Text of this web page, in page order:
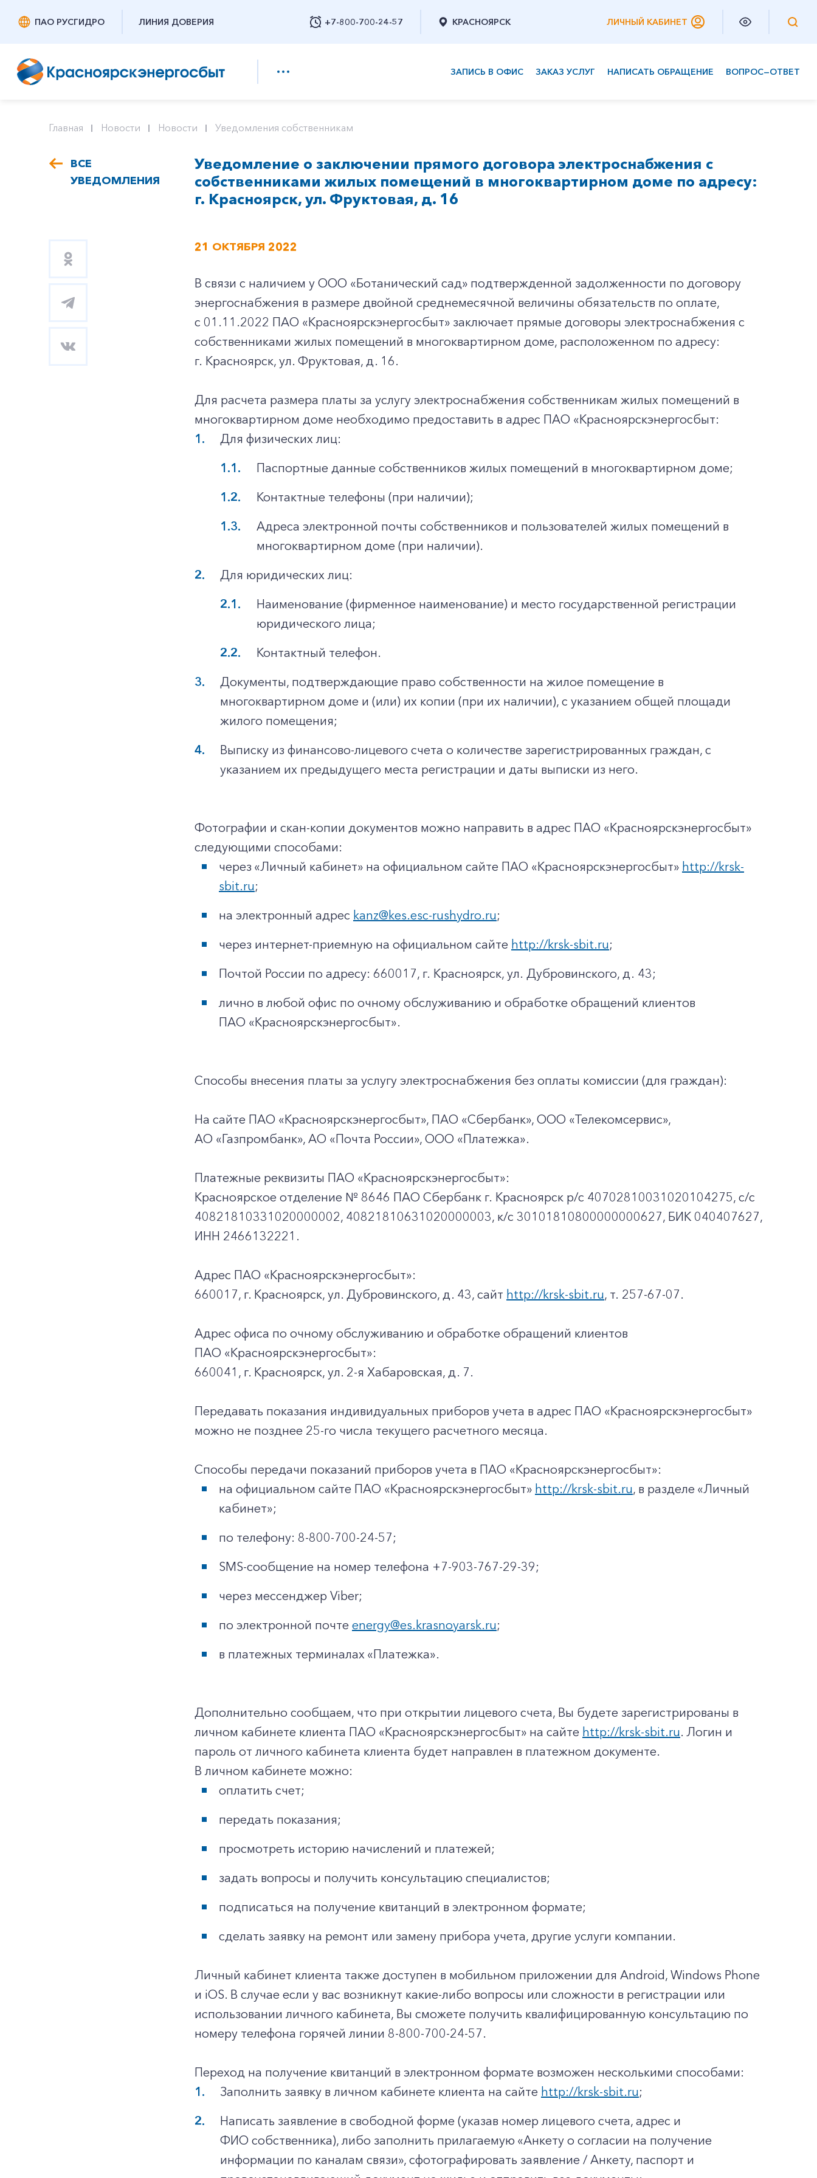
ПАО РУСГИДРО ЛИНИЯ ДОВЕРИЯ +7-800-700-24-57
Заказать обратный звонок
КРАСНОЯРСК ЛИЧНЫЙ КАБИНЕТ
ЗАПИСЬ В ОФИС ЗАКАЗ УСЛУГ НАПИСАТЬ ОБРАЩЕНИЕ ВОПРОС—ОТВЕТ
+7-800-700-24-57
Частным клиентам
Главная Новости Новости Уведомления собственникам
ВСЕ
УВЕДОМЛЕНИЯ
Уведомление о заключении прямого договора электроснабжения с
собственниками жилых помещений в многоквартирном доме по адресу:
г. Красноярск, ул. Фруктовая, д. 16
21 ОКТЯБРЯ 2022
В связи с наличием у ООО «Ботанический сад» подтвержденной задолженности по договору
энергоснабжения в размере двойной среднемесячной величины обязательств по оплате,
с 01.11.2022 ПАО «Красноярскэнергосбыт» заключает прямые договоры электроснабжения с
собственниками жилых помещений в многоквартирном доме, расположенном по адресу:
г. Красноярск, ул. Фруктовая, д. 16.
Для расчета размера платы за услугу электроснабжения собственникам жилых помещений в
многоквартирном доме необходимо предоставить в адрес ПАО «Красноярскэнергосбыт:
Для физических лиц:
Паспортные данные собственников жилых помещений в многоквартирном доме;
Контактные телефоны (при наличии);
Адреса электронной почты собственников и пользователей жилых помещений в
многоквартирном доме (при наличии).
Для юридических лиц:
Наименование (фирменное наименование) и место государственной регистрации
юридического лица;
Контактный телефон.
Документы, подтверждающие право собственности на жилое помещение в
многоквартирном доме и (или) их копии (при их наличии), с указанием общей площади
жилого помещения;
Выписку из финансово-лицевого счета о количестве зарегистрированных граждан, с
указанием их предыдущего места регистрации и даты выписки из него.
Фотографии и скан-копии документов можно направить в адрес ПАО «Красноярскэнергосбыт»
следующими способами:
через «Личный кабинет» на официальном сайте ПАО «Красноярскэнергосбыт» http://krsk-
sbit.ru;
на электронный адрес kanz@kes.esc-rushydro.ru;
через интернет-приемную на официальном сайте http://krsk-sbit.ru;
Почтой России по адресу: 660017, г. Красноярск, ул. Дубровинского, д. 43;
лично в любой офис по очному обслуживанию и обработке обращений клиентов
ПАО «Красноярскэнергосбыт».
Способы внесения платы за услугу электроснабжения без оплаты комиссии (для граждан):
На сайте ПАО «Красноярскэнергосбыт», ПАО «Сбербанк», ООО «Телекомсервис»,
АО «Газпромбанк», АО «Почта России», ООО «Платежка».
Платежные реквизиты ПАО «Красноярскэнергосбыт»:
Красноярское отделение № 8646 ПАО Сбербанк г. Красноярск p/c 40702810031020104275, с/с
40821810331020000002, 40821810631020000003, к/c 30101810800000000627, БИК 040407627,
ИНН 2466132221.
Адрес ПАО «Красноярскэнергосбыт»:
660017, г. Красноярск, ул. Дубровинского, д. 43, сайт http://krsk-sbit.ru, т. 257-67-07.
Адрес офиса по очному обслуживанию и обработке обращений клиентов
ПАО «Красноярскэнергосбыт»:
660041, г. Красноярск, ул. 2-я Хабаровская, д. 7.
Передавать показания индивидуальных приборов учета в адрес ПАО «Красноярскэнергосбыт»
можно не позднее 25-го числа текущего расчетного месяца.
Способы передачи показаний приборов учета в ПАО «Красноярскэнергосбыт»:
на официальном сайте ПАО «Красноярскэнергосбыт» http://krsk-sbit.ru, в разделе «Личный
кабинет»;
по телефону: 8-800-700-24-57;
SMS-сообщение на номер телефона +7-903-767-29-39;
через мессенджер Viber;
по электронной почте energy@es.krasnoyarsk.ru;
в платежных терминалах «Платежка».
Дополнительно сообщаем, что при открытии лицевого счета, Вы будете зарегистрированы в
личном кабинете клиента ПАО «Красноярскэнергосбыт» на сайте http://krsk-sbit.ru. Логин и
пароль от личного кабинета клиента будет направлен в платежном документе.
В личном кабинете можно:
оплатить счет;
передать показания;
просмотреть историю начислений и платежей;
задать вопросы и получить консультацию специалистов;
подписаться на получение квитанций в электронном формате;
сделать заявку на ремонт или замену прибора учета, другие услуги компании.
Личный кабинет клиента также доступен в мобильном приложении для Android, Windows Phone
и iOS. В случае если у вас возникнут какие-либо вопросы или сложности в регистрации или
использовании личного кабинета, Вы сможете получить квалифицированную консультацию по
номеру телефона горячей линии 8-800-700-24-57.
Переход на получение квитанций в электронном формате возможен несколькими способами:
Заполнить заявку в личном кабинете клиента на сайте http://krsk-sbit.ru;
Написать заявление в свободной форме (указав номер лицевого счета, адрес и
ФИО собственника), либо заполнить прилагаемую «Анкету о согласии на получение
информации по каналам связи», сфотографировать заявление / Анкету, паспорт и